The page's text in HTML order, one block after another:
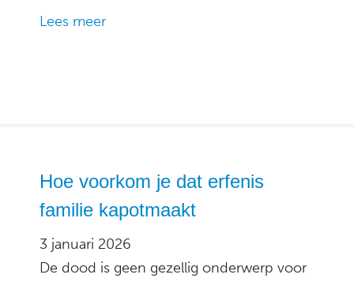
Lees meer
Hoe voorkom je dat erfenis
familie kapotmaakt
3 januari 2026
De dood is geen gezellig onderwerp voor